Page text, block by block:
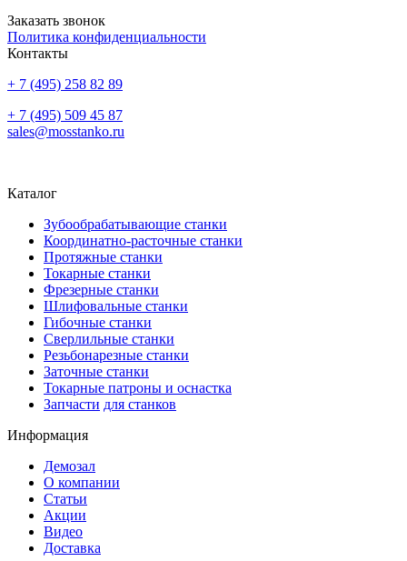
Заказать звонок
Политика конфиденциальности
Контакты
+ 7 (495) 258 82 89
+ 7 (495) 509 45 87
sales@mosstanko.ru
Каталог
Зубообрабатывающие станки
Координатно-расточные станки
Протяжные станки
Токарные станки
Фрезерные станки
Шлифовальные станки
Гибочные станки
Сверлильные станки
Резьбонарезные станки
Заточные станки
Токарные патроны и оснастка
Запчасти для станков
Информация
Демозал
О компании
Статьи
Акции
Видео
Доставка